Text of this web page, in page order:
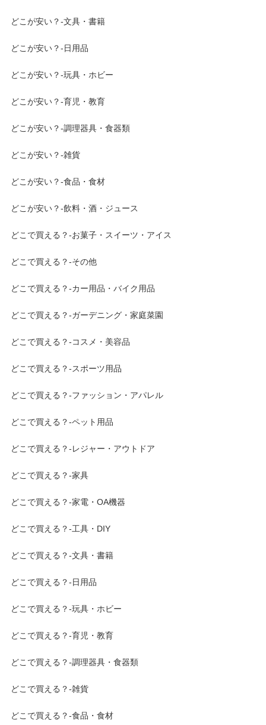
どこが安い？-文具・書籍
どこが安い？-日用品
どこが安い？-玩具・ホビー
どこが安い？-育児・教育
どこが安い？-調理器具・食器類
どこが安い？-雑貨
どこが安い？-食品・食材
どこが安い？-飲料・酒・ジュース
どこで買える？-お菓子・スイーツ・アイス
どこで買える？-その他
どこで買える？-カー用品・バイク用品
どこで買える？-ガーデニング・家庭菜園
どこで買える？-コスメ・美容品
どこで買える？-スポーツ用品
どこで買える？-ファッション・アパレル
どこで買える？-ペット用品
どこで買える？-レジャー・アウトドア
どこで買える？-家具
どこで買える？-家電・OA機器
どこで買える？-工具・DIY
どこで買える？-文具・書籍
どこで買える？-日用品
どこで買える？-玩具・ホビー
どこで買える？-育児・教育
どこで買える？-調理器具・食器類
どこで買える？-雑貨
どこで買える？-食品・食材